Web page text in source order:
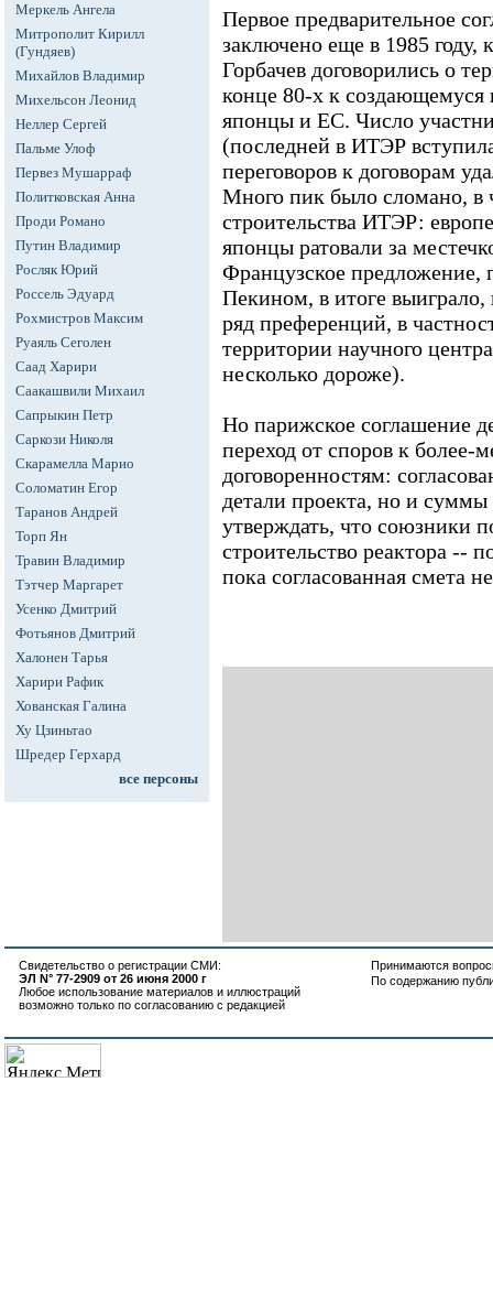
Меркель Ангела
Митрополит Кирилл
(Гундяев)
Михайлов Владимир
Михельсон Леонид
Неллер Сергей
Пальме Улоф
Первез Мушарраф
Политковская Анна
Проди Романо
Путин Владимир
Росляк Юрий
Россель Эдуард
Рохмистров Максим
Руаяль Сеголен
Саад Харири
Саакашвили Михаил
Сапрыкин Петр
Саркози Николя
Скарамелла Марио
Соломатин Егор
Таранов Андрей
Торп Ян
Травин Владимир
Тэтчер Маргарет
Усенко Дмитрий
Фотьянов Дмитрий
Халонен Тарья
Харири Рафик
Хованская Галина
Ху Цзиньтао
Шредер Герхард
все персоны
Первое предварительное
заключено еще в 1985 году,
Горбачев договорились о
конце 80-х к
японцы и ЕС. Число
(последней в ИТЭР
переговоров к договорам
Много пик было сломано, в
строительства ИТЭР:
японцы ратовали за
Французское
Пекином, в итоге
ряд преференций, в
территории научного
несколько дороже).
Но парижское соглашение
переход от споров к более-
договоренностям:
детали проекта, но и
утверждать, что союзники
строительство реактора --
пока согласованная смета
Свидетельство о регистрации СМИ:
ЭЛ N° 77-2909 от 26 июня 2000 г
Любое использование материалов и иллюстраций
возможно только по согласованию с редакцией
Принимаются
По содержанию